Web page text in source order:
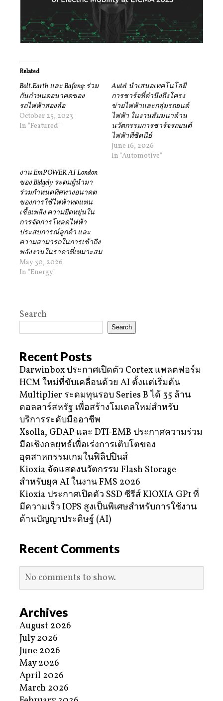
Related
Bolt.Earth และ Bafang: ร่วม
กันกำหนดอนาคตของ
รถไฟฟ้าสองล้อ
October 25, 2023
In "Featured"
Autel นำเสนอเทคโนโลยี
การชาร์จที่คำนึงถึงโครง
ข่ายไฟฟ้าและกลุ่มรถยนต์
ไฟฟ้า ในงานสัมมนาด้าน
นวัตกรรมการชาร์จรถยนต์
ไฟฟ้าที่ซิดนีย์
June 16, 2026
In "Automotive"
งาน EmPOWER AI London
ของ Bidgely ระดมผู้นำมา
ร่วมกำหนดทิศทางอนาคต
ของการใช้ไฟฟ้าทดแทน
เชื้อเพลิง ความยืดหยุ่นใน
การจัดการโหลดไฟฟ้า
ประสบการณ์ลูกค้า และ
ความสามารถในการเข้าถึง
พลังงานในราคาที่เหมาะสม
May 30, 2026
In "Energy"
Search
Search
Recent Posts
Darwinbox ประกาศเปิดตัว Cortex แพลตฟอร์ม
HCM ใหม่ที่ขับเคลื่อนด้วย AI ตั้งแต่เริ่มต้น
Multiplier ระดมทุนรอบ Series B ได้ 35 ล้าน
ดอลลาร์สหรัฐ เพื่อสร้างโมเดลใหม่สำหรับ
บริการระดับมืออาชีพ
Xsolla, GDAP และ DTI-EMB ประกาศความร่วม
มือเชิงกลยุทธ์เพื่อเร่งการเติบโตของ
อุตสาหกรรมเกมในฟิลิปปินส์
Kioxia จัดแสดงนวัตกรรม Flash Storage
สำหรับยุค AI ในงาน FMS 2026
Kioxia ประกาศเปิดตัว SSD ซีรีส์ KIOXIA GP1 ที่
มีความเร็ว IOPS สูงเป็นพิเศษสำหรับการใช้งาน
ด้านปัญญาประดิษฐ์ (AI)
Recent Comments
No comments to show.
Archives
August 2026
July 2026
June 2026
May 2026
April 2026
March 2026